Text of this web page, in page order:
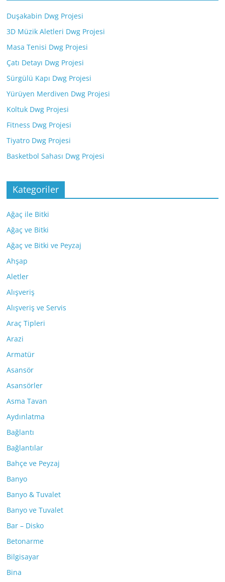
Duşakabin Dwg Projesi
3D Müzik Aletleri Dwg Projesi
Masa Tenisi Dwg Projesi
Çatı Detayı Dwg Projesi
Sürgülü Kapı Dwg Projesi
Yürüyen Merdiven Dwg Projesi
Koltuk Dwg Projesi
Fitness Dwg Projesi
Tiyatro Dwg Projesi
Basketbol Sahası Dwg Projesi
Kategoriler
Ağaç ile Bitki
Ağaç ve Bitki
Ağaç ve Bitki ve Peyzaj
Ahşap
Aletler
Alışveriş
Alışveriş ve Servis
Araç Tipleri
Arazi
Armatür
Asansör
Asansörler
Asma Tavan
Aydınlatma
Bağlantı
Bağlantılar
Bahçe ve Peyzaj
Banyo
Banyo & Tuvalet
Banyo ve Tuvalet
Bar – Disko
Betonarme
Bilgisayar
Bina